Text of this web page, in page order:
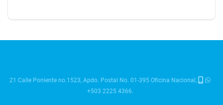
21 Calle Poniente no.1523, Apdo. Postal No. 01-395 Oficina Nacional,
+503 2225 4366.